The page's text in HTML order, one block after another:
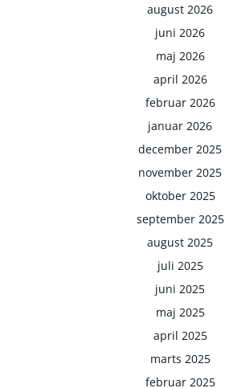
august 2026
juni 2026
maj 2026
april 2026
februar 2026
januar 2026
december 2025
november 2025
oktober 2025
september 2025
august 2025
juli 2025
juni 2025
maj 2025
april 2025
marts 2025
februar 2025